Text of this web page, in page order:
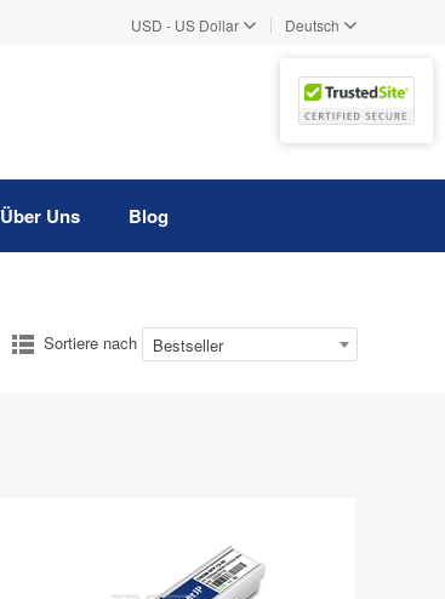
USD - US Dollar | Deutsch
Über Uns Blog
Sortiere nach Bestseller